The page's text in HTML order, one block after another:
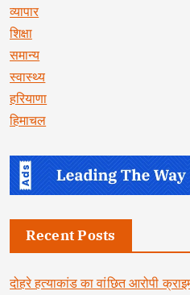
व्यापार
शिक्षा
समान्य
स्वास्थ्य
हरियाणा
हिमाचल
Recent Posts
दोहरे हत्याकांड का वांछित आरोपी